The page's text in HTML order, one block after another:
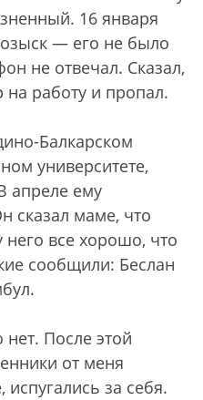
16 января
— его не было
не отвечал. Сказал,
на работу и пропал.
Балкарском
университете,
апреле ему
сказал маме, что
него все хорошо, что
сообщили: Беслан
После этой
от меня
за себя.